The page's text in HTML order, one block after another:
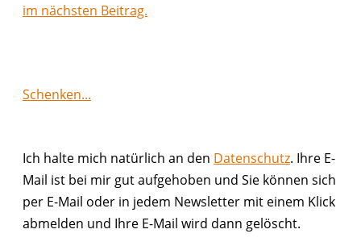
im nächsten Beitrag.
Schenken...
Ich halte mich natürlich an den Datenschutz. Ihre E-
Mail ist bei mir gut aufgehoben und Sie können sich
per E-Mail oder in jedem Newsletter mit einem Klick
abmelden und Ihre E-Mail wird dann gelöscht.